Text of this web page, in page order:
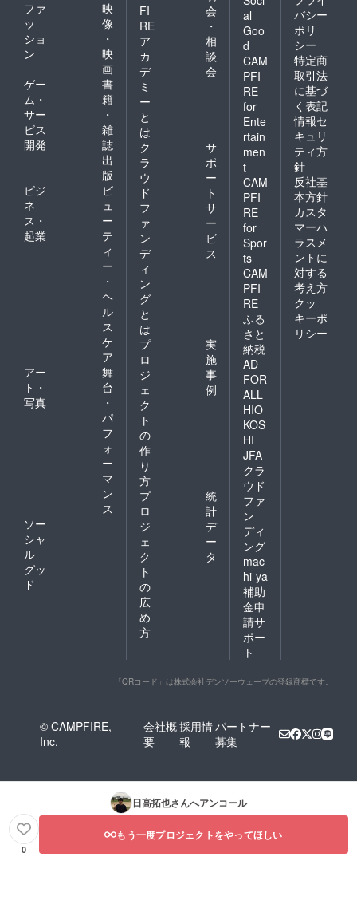
ファ
ッ
ショ
ン
映
像
・
映
画
ゲー
ム・
サー
ビス
開発
書
籍
・
雑
誌
出
版
ビジ
ネ
ス・
起業
ビ
ュ
ー
テ
ィ
ー
・
ヘ
ル
ス
ケ
ア
アー
ト・
写真
舞
台
・
パ
フ
ォ
ー
マ
ン
ス
ソー
シャ
ル
グッ
ド
FI
RE
ア
カ
デ
ミ
ー
と
は
会
・
相
談
会
ク
ラ
ウ
ド
フ
ァ
ン
デ
ィ
ン
グ
と
は
サ
ポ
ー
ト
サ
ー
ビ
ス
プ
ロ
ジ
ェ
ク
ト
の
作
り
方
実
施
事
例
プ
ロ
ジ
ェ
ク
ト
の
広
め
方
統
計
デ
ー
タ
al
Goo
d
CAM
PFI
RE
for
Ente
rtain
men
t
CAM
PFI
RE
for
Spor
ts
CAM
PFI
RE
ふる
さと
納税
AD
FOR
ALL
HIO
KOS
HI
JFA
クラ
ウド
ファ
ン
ディ
ング
mac
hi-ya
補助
金申
請サ
ポー
ト
バシー
ポリ
シー
特定商
取引法
に基づ
く表記
情報セ
キュリ
ティ方
針
反社基
本方針
カスタ
マーハ
ラスメ
ントに
対する
考え方
クッ
キーポ
リシー
「QRコード」は株式会社デンソーウェーブの登録商標です。
© CAMPFIRE,
Inc.
会社概
要
採用情
報
パートナー
募集
日高拓也さんへアンコール
0
もう一度プロジェクトをやってほしい